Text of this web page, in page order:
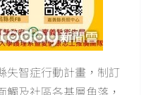
失智症行動計畫，制訂